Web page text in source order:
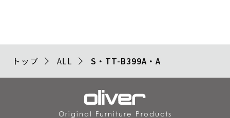
トップ ALL S・TT-B399A・A
Original Furniture Products